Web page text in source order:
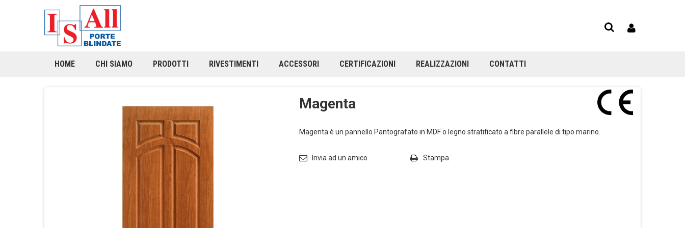
HOME CHI SIAMO PRODOTTI RIVESTIMENTI ACCESSORI CERTIFICAZIONI REALIZZAZIONI CONTATTI
Rivestimenti porte Linea Pantografati Magenta
Magenta
Magenta è un pannello Pantografato in MDF o legno stratificato a fibre parallele di tipo marino.
Invia ad un amico Stampa